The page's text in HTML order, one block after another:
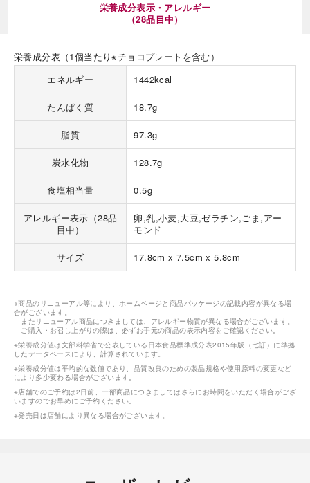
栄養成分表示・アレルギー
（28品目中）
栄養成分表（1個当たり※チョコプレートを含む）
エネルギー
1442kcal
たんぱく質 18.7g
脂質 97.3g
炭水化物 128.7g
食塩相当量 0.5g
アレルギー表示（28品
目中）
卵,乳,小麦,大豆,ゼラチン,ごま,アー
モンド
サイズ 17.8cm x 7.5cm x 5.8cm
※商品のリニューアル等により、ホームページと商品パッケージの記載内容が異なる場
合がございます。
またリニューアル商品につきましては、アレルギー物質が異なる場合がございます。
ご購入・お召し上がりの際は、必ずお手元の商品の表示内容をご確認ください。
※栄養成分値は文部科学省で公表している日本食品標準成分表2015年版（七訂）に準拠
したデータベースにより、計算されています。
※栄養成分値は平均的な数値であり、品質改良のための製品規格や使用原料の変更など
により多少変わる場合がございます。
※店舗でのご予約は2日前、一部商品につきましてはさらにお時間をいただく場合がござ
いますのでお早めにご予約ください。
※発売日は店舗により異なる場合がございます。
つ時」という意味を込
る、こだわりのスイー
海外 Overseas shops
Indonesia
Malaysia
Hong Kong
UAE
Vietnam